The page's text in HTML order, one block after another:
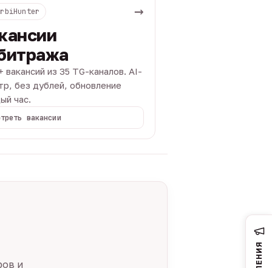
→
вакансий из 35 TG-каналов. AI-
без дублей, обновление
час.
вакансии
и